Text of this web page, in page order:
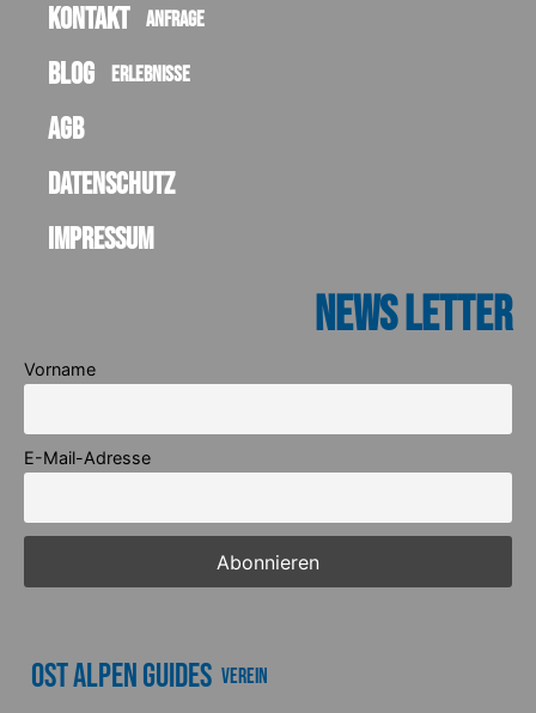
Kontakt Anfrage
Blog Erlebnisse
AGB
Datenschutz
Impressum
News Letter
Vorname
E-Mail-Adresse
Ost Alpen Guides Verein